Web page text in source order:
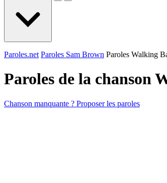
Paroles.net Paroles Sam Brown Paroles Walking
Paroles de la chanson
Chanson manquante ? Proposer les paroles